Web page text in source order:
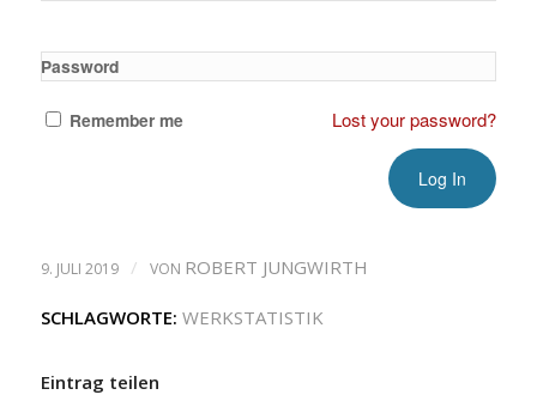
Password
Remember me Lost your password?
9. JULI 2019 / VON ROBERT JUNGWIRTH
SCHLAGWORTE: WERKSTATISTIK
Eintrag teilen